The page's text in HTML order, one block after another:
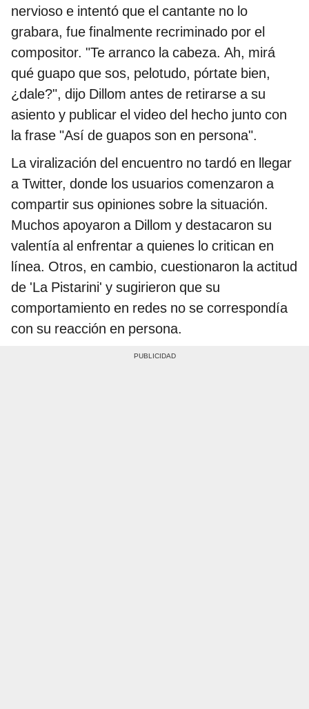
nervioso e intentó que el cantante no lo
grabara, fue finalmente recriminado por el
compositor. "Te arranco la cabeza. Ah, mirá
qué guapo que sos, pelotudo, pórtate bien,
¿dale?", dijo Dillom antes de retirarse a su
asiento y publicar el video del hecho junto con
la frase "Así de guapos son en persona".
La viralización del encuentro no tardó en llegar
a Twitter, donde los usuarios comenzaron a
compartir sus opiniones sobre la situación.
Muchos apoyaron a Dillom y destacaron su
valentía al enfrentar a quienes lo critican en
línea. Otros, en cambio, cuestionaron la actitud
de 'La Pistarini' y sugirieron que su
comportamiento en redes no se correspondía
con su reacción en persona.